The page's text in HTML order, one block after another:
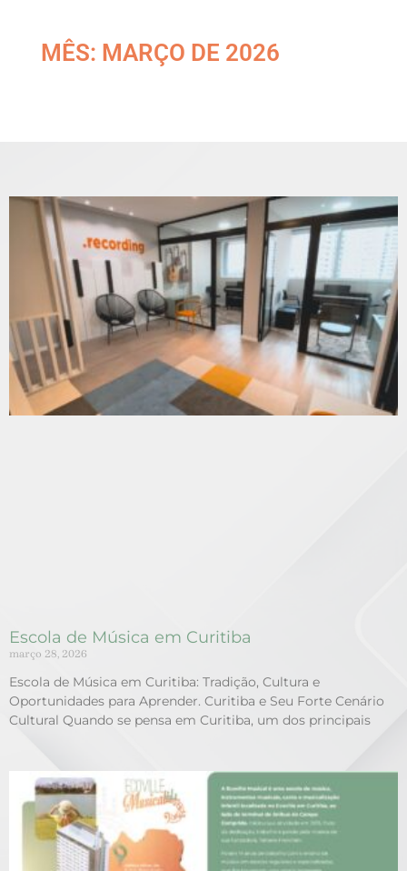
MÊS: MARÇO DE 2026
Escola de Música em Curitiba
março 28, 2026
Escola de Música em Curitiba: Tradição, Cultura e
Oportunidades para Aprender. Curitiba e Seu Forte Cenário
Cultural Quando se pensa em Curitiba, um dos principais